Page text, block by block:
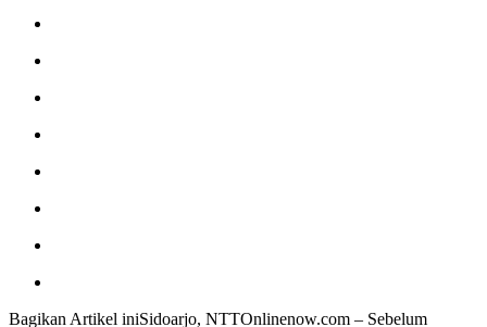
Bagikan Artikel iniSidoarjo, NTTOnlinenow.com – Sebelum